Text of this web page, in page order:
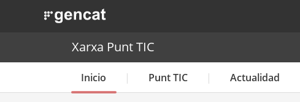
. Obre en una nova finestra.
Xarxa Punt TIC
Inicio Punt TIC Actualidad